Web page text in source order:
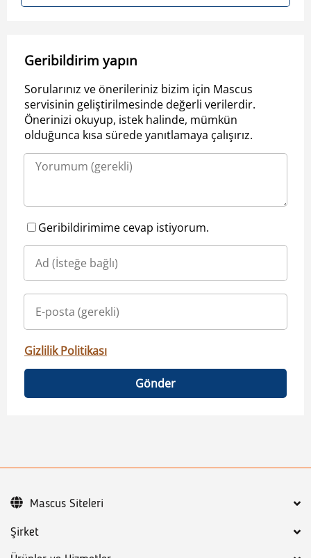
Geribildirim yapın
Sorularınız ve önerileriniz bizim için Mascus
servisinin geliştirilmesinde değerli verilerdir.
Önerinizi okuyup, istek halinde, mümkün
olduğunca kısa sürede yanıtlamaya çalışırız.
Geribildirimime cevap istiyorum.
Gizlilik Politikası
Gönder
Şirket
Mascus Siteleri